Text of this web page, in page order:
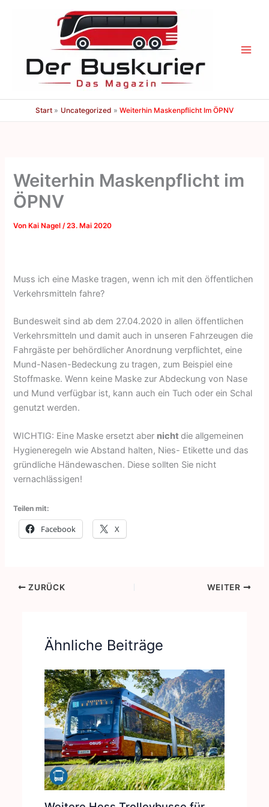
Start Uncategorized Weiterhin Maskenpflicht Im ÖPNV
Weiterhin Maskenpflicht im
ÖPNV
Von Kai Nagel/23. Mai 2020
Muss ich eine Maske tragen, wenn ich mit den öffentlichen
Verkehrsmitteln fahre?
Bundesweit sind ab dem 27.04.2020 in allen öffentlichen
Verkehrsmitteln und damit auch in unseren Fahrzeugen die
Fahrgäste per behördlicher Anordnung verpflichtet, eine
Mund-Nasen-Bedeckung zu tragen, zum Beispiel eine
Stoffmaske. Wenn keine Maske zur Abdeckung von Nase
und Mund verfügbar ist, kann auch ein Tuch oder ein Schal
genutzt werden.
WICHTIG: Eine Maske ersetzt aber nichtdie allgemeinen
Hygieneregeln wie Abstand halten, Nies- Etikette und das
gründliche Händewaschen. Diese sollten Sie nicht
vernachlässigen!
Teilen mit:
Facebook X
ZURÜCK WEITER
Ähnliche Beiträge